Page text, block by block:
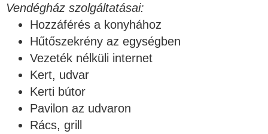
Vendégház szolgáltatásai:
Hozzáférés a konyhához
Hűtőszekrény az egységben
Vezeték nélküli internet
Kert, udvar
Kerti bútor
Pavilon az udvaron
Rács, grill